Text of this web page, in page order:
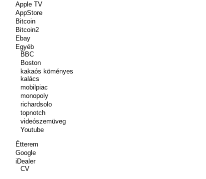
Apple TV
AppStore
Bitcoin
Bitcoin2
Ebay
Egyéb
BBC
Boston
kakaós köményes
kalács
mobilpiac
monopoly
richardsolo
topnotch
videószemüveg
Youtube
Étterem
Google
iDealer
CV